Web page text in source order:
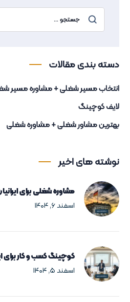
دسته بندی مقالات
انتخاب مسیر شغلی + مشاوره مسیر
لایف کوچینگ
بهترین مشاور شغلی + مشاوره شغلی
نوشته های اخیر
مشاوره شغلی برای
اسفند ۶, ۱۴۰۴
کوچینگ کسب و کار برای
اسفند ۵, ۱۴۰۴